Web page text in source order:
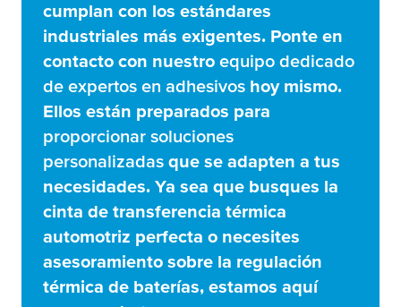
cumplan con los estándares
industriales más exigentes. Ponte en
contacto con nuestro equipo dedicado
de expertos en adhesivos hoy mismo.
Ellos están preparados para
proporcionar soluciones
personalizadas que se adapten a tus
necesidades. Ya sea que busques la
cinta de transferencia térmica
automotriz perfecta o necesites
asesoramiento sobre la regulación
térmica de baterías, estamos aquí